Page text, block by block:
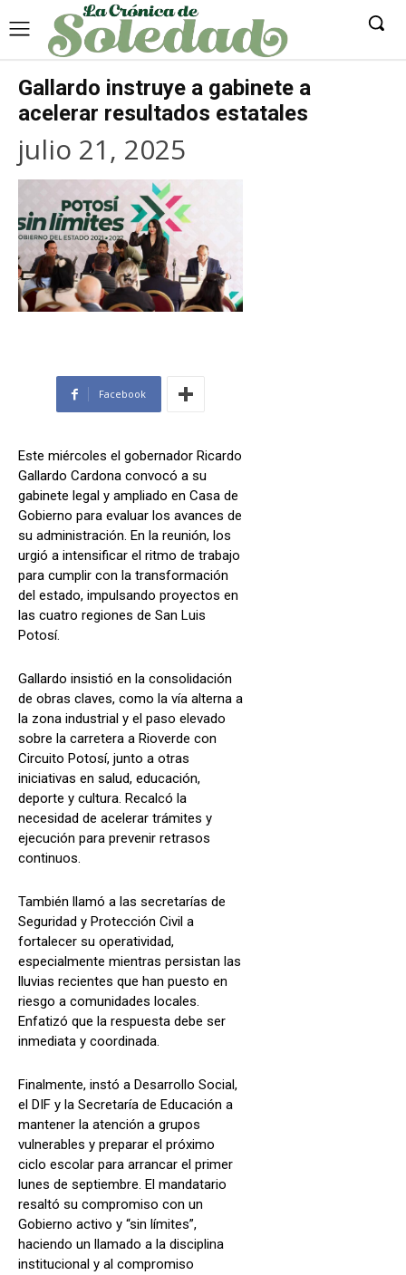
Gallardo instruye a gabinete a
acelerar resultados estatales
julio 21, 2025
Facebook
Este miércoles el gobernador Ricardo
Gallardo Cardona convocó a su
gabinete legal y ampliado en Casa de
Gobierno para evaluar los avances de
su administración. En la reunión, los
urgió a intensificar el ritmo de trabajo
para cumplir con la transformación
del estado, impulsando proyectos en
las cuatro regiones de San Luis
Potosí.
Gallardo insistió en la consolidación
de obras claves, como la vía alterna a
la zona industrial y el paso elevado
sobre la carretera a Rioverde con
Circuito Potosí, junto a otras
iniciativas en salud, educación,
deporte y cultura. Recalcó la
necesidad de acelerar trámites y
ejecución para prevenir retrasos
continuos.
También llamó a las secretarías de
Seguridad y Protección Civil a
fortalecer su operatividad,
especialmente mientras persistan las
lluvias recientes que han puesto en
riesgo a comunidades locales.
Enfatizó que la respuesta debe ser
inmediata y coordinada.
Finalmente, instó a Desarrollo Social,
el DIF y la Secretaría de Educación a
mantener la atención a grupos
vulnerables y preparar el próximo
ciclo escolar para arrancar el primer
lunes de septiembre. El mandatario
resaltó su compromiso con un
Gobierno activo y “sin límites”,
haciendo un llamado a la disciplina
institucional y al compromiso